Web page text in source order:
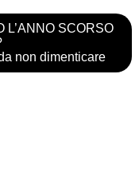
L’ANNO SCORSO
non dimenticare